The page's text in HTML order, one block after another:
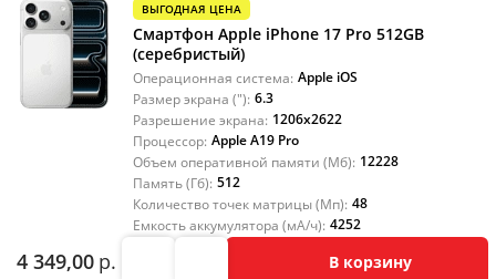
ВЫГОДНАЯ ЦЕНА
Смартфон Apple iPhone 17 Pro 512GB
(серебристый)
Операционная система: Apple iOS
Размер экрана ("): 6.3
Разрешение экрана: 1206x2622
Процессор: Apple A19 Pro
Объем оперативной памяти (Мб): 12228
Память (Гб): 512
Количество точек матрицы (Мп): 48
Емкость аккумулятора (мА/ч): 4252
4 349,00 р. В корзину